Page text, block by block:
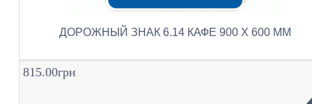
ДОРОЖНЫЙ ЗНАК 6.14 КАФЕ 900 Х 600 ММ
815.00грн